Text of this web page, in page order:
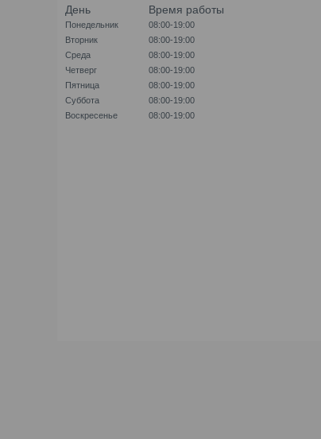
День
Время работы
Понедельник
08:00-19:00
Вторник
08:00-19:00
Среда
08:00-19:00
Четверг
08:00-19:00
Пятница
08:00-19:00
Суббота
08:00-19:00
Воскресенье
08:00-19:00